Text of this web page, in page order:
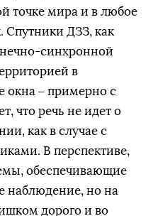
точке мира и в любое
Спутники ДЗЗ, как
синхронной
в
окна – примерно с
что речь не идет о
как в случае с
В перспективе,
обеспечивающие
наблюдение, но на
дорого и во